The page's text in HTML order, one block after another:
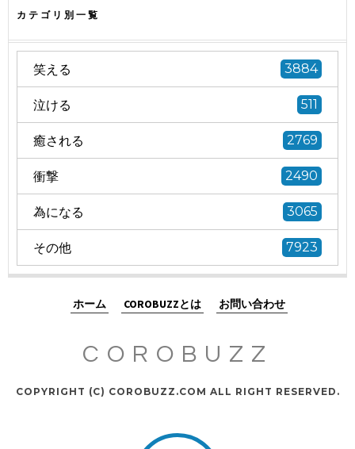
カテゴリ別一覧
笑える 3884
泣ける 511
癒される 2769
衝撃 2490
為になる 3065
その他 7923
ホーム COROBUZZとは お問い合わせ
COROBUZZ
COPYRIGHT (C) COROBUZZ.COM ALL RIGHT RESERVED.